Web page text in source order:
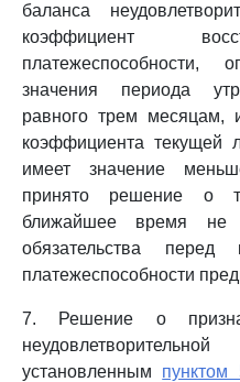
баланса
коэффициент
платежеспособности,
значения периода
равного трем месяцам,
коэффициента текущей
имеет значение
принято решение о
ближайшее время не
обязательства перед
платежеспособности
7. Решение о
установленным пунктом